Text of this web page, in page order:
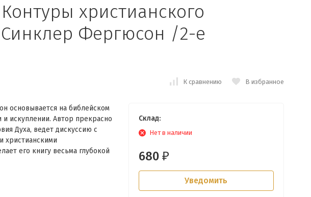
христианского
Синклер Фергюсон /2-е
К сравнению В избранное
основывается на библейском
искуплении. Автор прекрасно
Духа, ведет дискуссию с
христианскими
его книгу весьма глубокой
Склад:
Нет в наличии
680 ₽
Уведомить